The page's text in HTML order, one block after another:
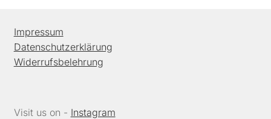
Impressum
Datenschutzerklärung
Widerrufsbelehrung
Visit us on - Instagram